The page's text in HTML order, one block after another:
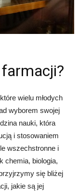
wielu młodych
wyborem swojej
nauki, która
i stosowaniem
wszechstronne i
chemia, biologia,
się bliżej
jakie są jej